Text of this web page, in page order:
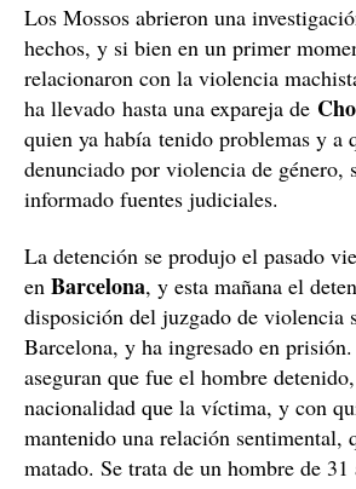
Los Mossos abrieron una
hechos, y si bien en un primer
relacionaron con la violencia
ha llevado hasta una expareja de
quien ya había tenido problemas y a
denunciado por violencia de género,
informado fuentes judiciales.
La detención se produjo el pasado
en Barcelona, y esta mañana el
disposición del juzgado de violencia
Barcelona, y ha ingresado en
aseguran que fue el hombre
nacionalidad que la víctima, y con
mantenido una relación sentimental,
matado. Se trata de un hombre de